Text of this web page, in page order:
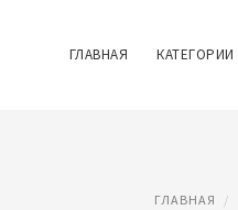
ГЛАВНАЯ КАТЕГОРИИ
ГЛАВНАЯ